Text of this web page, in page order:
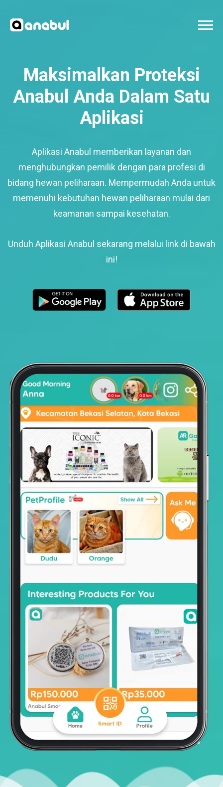
Maksimalkan Proteksi
Anabul Anda Dalam Satu
Aplikasi
Aplikasi Anabul memberikan layanan dan
menghubungkan pemilik dengan para profesi di
bidang hewan peliharaan. Mempermudah Anda untuk
memenuhi kebutuhan hewan peliharaan mulai dari
keamanan sampai kesehatan.
Unduh Aplikasi Anabul sekarang melalui link di bawah
ini!